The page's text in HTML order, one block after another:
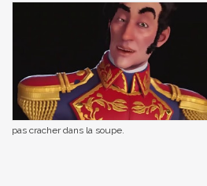
pas cracher dans la soupe.